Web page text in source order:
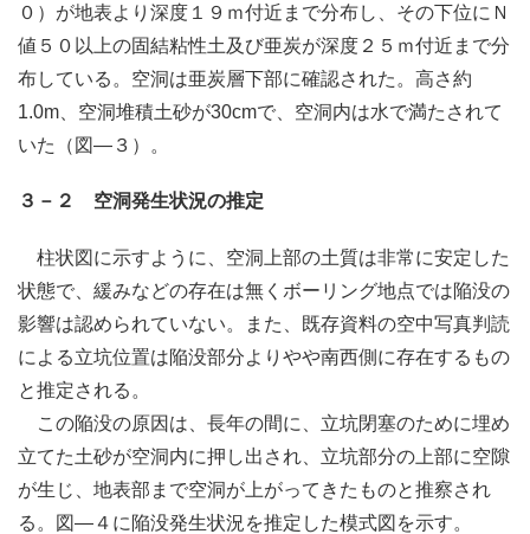
０）が地表より深度１９ｍ付近まで分布し、その下位にＮ
値５０以上の固結粘性土及び亜炭が深度２５ｍ付近まで分
布している。空洞は亜炭層下部に確認された。高さ約
1.0m、空洞堆積土砂が30cmで、空洞内は水で満たされて
いた（図―３）。
３－２ 空洞発生状況の推定
柱状図に示すように、空洞上部の土質は非常に安定した
状態で、緩みなどの存在は無くボーリング地点では陥没の
影響は認められていない。また、既存資料の空中写真判読
による立坑位置は陥没部分よりやや南西側に存在するもの
と推定される。
この陥没の原因は、長年の間に、立坑閉塞のために埋め
立てた土砂が空洞内に押し出され、立坑部分の上部に空隙
が生じ、地表部まで空洞が上がってきたものと推察され
る。図―４に陥没発生状況を推定した模式図を示す。